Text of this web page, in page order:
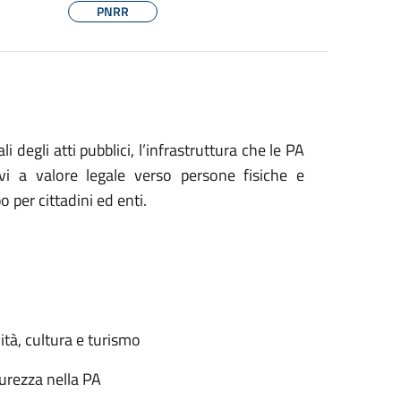
PNRR
degli atti pubblici, l’infrastruttura che le PA
a valore legale verso persone fisiche e
per cittadini ed enti.
cultura e turismo
nella PA